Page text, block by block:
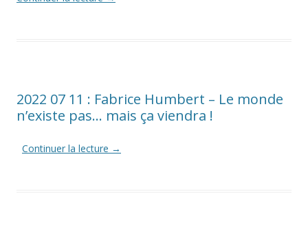
2022 07 11 : Fabrice Humbert – Le monde
n’existe pas… mais ça viendra !
Continuer la lecture →